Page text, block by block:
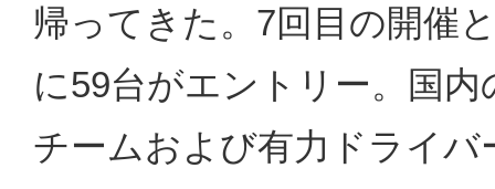
帰ってきた。7回目の開催
に59台がエントリー。国
チームおよび有力ドライ